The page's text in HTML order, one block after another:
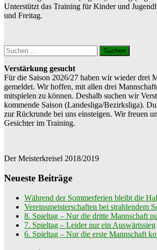
Unterstützt das Training für Kinder und
und Freitag.
Suchen
nach:
Verstärkung gesucht
Für die Saison 2026/27 haben wir wieder drei
gemeldet. Wir hoffen, mit allen drei
mitspielen zu können. Deshalb suchen wir
kommende Saison (Landesliga/Bezirksliga).
zur Rückrunde bei uns einsteigen. Wir freuen
Gesichter im Training.
Der Meisterkreisel 2018/2019
Neueste Beiträge
Während der Sommerferien bleibt die
Vereinsmeisterschaften bei strahlendem
8. Spieltag – Nur die dritte Mannschaft
7. Spieltag – Leider nur ein Auswärtssieg
6. Spieltag – Nur die erste Mannschaft